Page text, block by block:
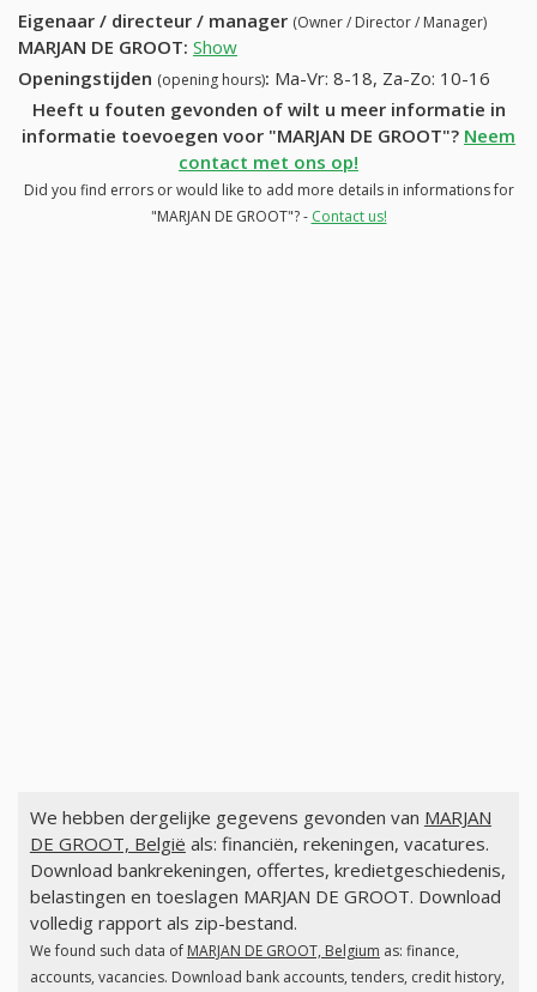
Eigenaar / directeur / manager (Owner / Director / Manager)
MARJAN DE GROOT: Show
Openingstijden (opening hours): Ma-Vr: 8-18, Za-Zo: 10-16
Heeft u fouten gevonden of wilt u meer informatie in
informatie toevoegen voor "MARJAN DE GROOT"? Neem
contact met ons op!
Did you find errors or would like to add more details in informations for
"MARJAN DE GROOT"? - Contact us!
We hebben dergelijke gegevens gevonden van MARJAN
DE GROOT, België als: financiën, rekeningen, vacatures.
Download bankrekeningen, offertes, kredietgeschiedenis,
belastingen en toeslagen MARJAN DE GROOT. Download
volledig rapport als zip-bestand.
We found such data of MARJAN DE GROOT, Belgium as: finance,
accounts, vacancies. Download bank accounts, tenders, credit history,